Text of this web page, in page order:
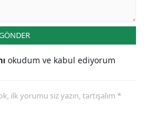
okudum ve kabul ediyorum
ilk yorumu siz yazın, tartışalım *